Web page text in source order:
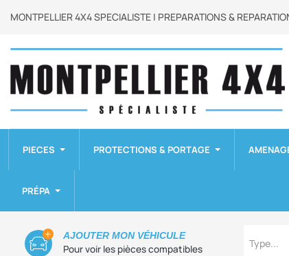
MONTPELLIER 4X4 SPECIALISTE | PREPARATIONS &
PIECES PROTECTIONS & PORTAGE
PRÉPA
Pour voir les pièces compatibles
AJOUTER MON VÉHICULE
Type...